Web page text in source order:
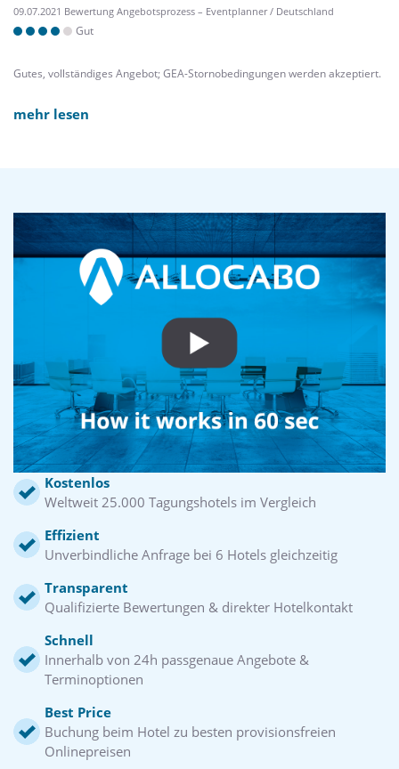
09.07.2021 Bewertung Angebotsprozess – Eventplanner / Deutschland
Gut
Gutes, vollständiges Angebot; GEA-Stornobedingungen werden akzeptiert.
mehr lesen
Kostenlos
Weltweit 25.000 Tagungshotels im Vergleich
Effizient
Unverbindliche Anfrage bei 6 Hotels gleichzeitig
Transparent
Qualifizierte Bewertungen & direkter Hotelkontakt
Schnell
Innerhalb von 24h passgenaue Angebote &
Terminoptionen
Best Price
Buchung beim Hotel zu besten provisionsfreien
Onlinepreisen